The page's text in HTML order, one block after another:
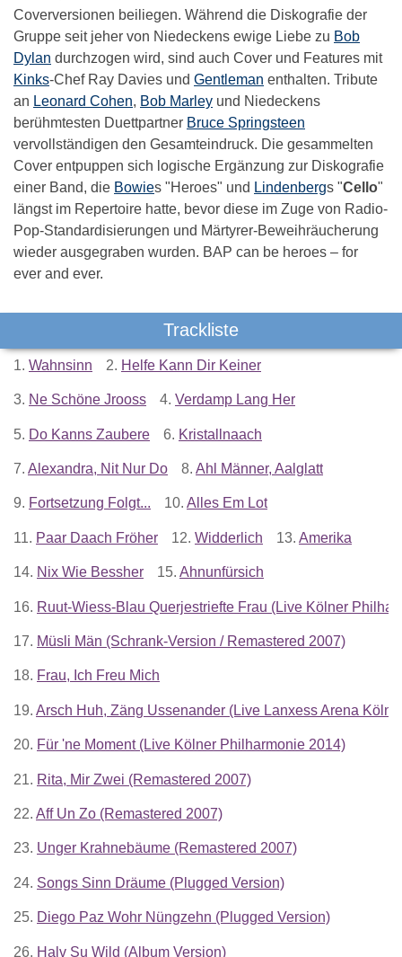
Coverversionen beiliegen. Während die Diskografie der
Gruppe seit jeher von Niedeckens ewige Liebe zu Bob
Dylan durchzogen wird, sind auch Cover und Features mit
Kinks-Chef Ray Davies und Gentleman enthalten. Tribute
an Leonard Cohen, Bob Marley und Niedeckens
berühmtesten Duettpartner Bruce Springsteen
vervollständigen den Gesamteindruck. Die gesammelten
Cover entpuppen sich logische Ergänzung zur Diskografie
einer Band, die Bowies "Heroes" und Lindenbergs "Cello"
längst im Repertoire hatte, bevor diese im Zuge von Radio-
Pop-Standardisierungen und Märtyrer-Beweihräucherung
wieder ausgegraben wurden. BAP can be heroes – for
ever and ever.
Trackliste
1. Wahnsinn 2. Helfe Kann Dir Keiner
3. Ne Schöne Jrooss 4. Verdamp Lang Her
5. Do Kanns Zaubere 6. Kristallnaach
7. Alexandra, Nit Nur Do 8. Ahl Männer, Aalglatt
9. Fortsetzung Folgt... 10. Alles Em Lot
11. Paar Daach Fröher 12. Widderlich 13. Amerika
14. Nix Wie Bessher 15. Ahnunfürsich
16. Ruut-Wiess-Blau Querjestriefte Frau (Live Kölner
17. Müsli Män (Schrank-Version / Remastered 2007)
18. Frau, Ich Freu Mich
19. Arsch Huh, Zäng Ussenander (Live Lanxess Arena Köln
20. Für 'ne Moment (Live Kölner Philharmonie 2014)
21. Rita, Mir Zwei (Remastered 2007)
22. Aff Un Zo (Remastered 2007)
23. Unger Krahnebäume (Remastered 2007)
24. Songs Sinn Dräume (Plugged Version)
25. Diego Paz Wohr Nüngzehn (Plugged Version)
26. Halv Su Wild (Album Version)